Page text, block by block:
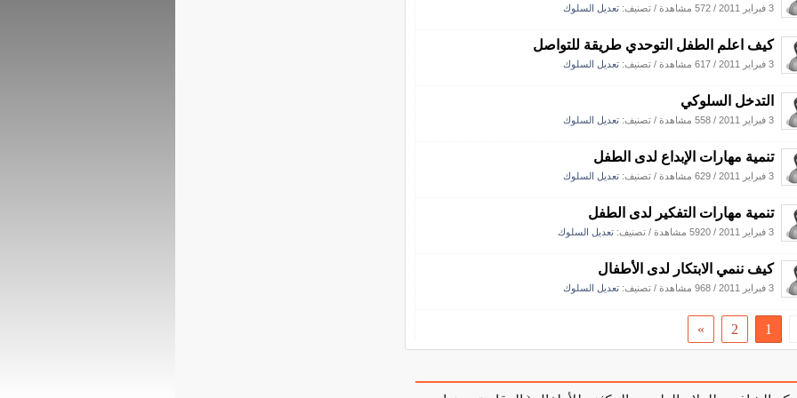
3 فبراير 2011 / 572 مشاهدة / تصنيف: تعديل السلوك
كيف اعلم الطفل التوحدي طريقة للتواصل
3 فبراير 2011 / 617 مشاهدة / تصنيف: تعديل السلوك
التدخل السلوكي
3 فبراير 2011 / 558 مشاهدة / تصنيف: تعديل السلوك
تنمية مهارات الإبداع لدى الطفل
3 فبراير 2011 / 629 مشاهدة / تصنيف: تعديل السلوك
تنمية مهارات التفكير لدى الطفل
3 فبراير 2011 / 5920 مشاهدة / تصنيف: تعديل السلوك
كيف ننمي الابتكار لدى الأطفال
3 فبراير 2011 / 968 مشاهدة / تصنيف: تعديل السلوك
1
2
»